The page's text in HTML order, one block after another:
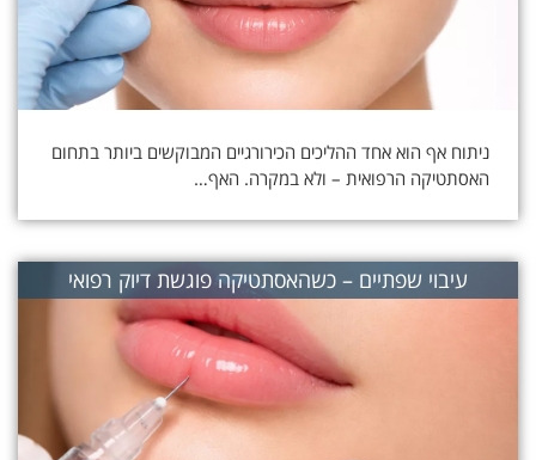
ניתוח אף הוא אחד ההליכים הכירורגיים המבוקשים ביותר בתחום
האסתטיקה הרפואית – ולא במקרה. האף…
עיבוי שפתיים – כשהאסתטיקה פוגשת דיוק רפואי